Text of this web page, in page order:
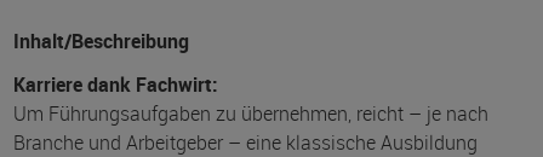
Inhalt/Beschreibung
Karriere dank Fachwirt:
Um Führungsaufgaben zu übernehmen, reicht – je nach
Branche und Arbeitgeber – eine klassische Ausbildung